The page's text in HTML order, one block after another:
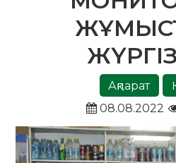
Ақпарат
08.08.2022